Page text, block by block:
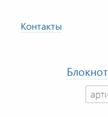
Контакты
Блокнот